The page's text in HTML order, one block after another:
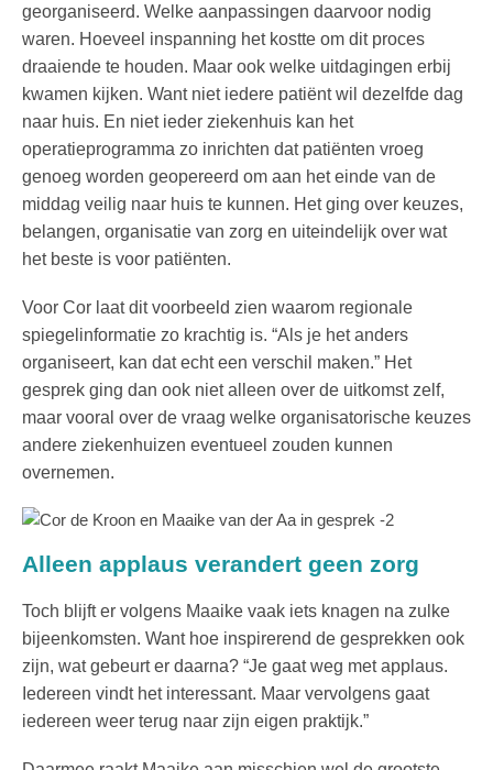
georganiseerd. Welke aanpassingen daarvoor nodig
waren. Hoeveel inspanning het kostte om dit proces
draaiende te houden. Maar ook welke uitdagingen erbij
kwamen kijken. Want niet iedere patiënt wil dezelfde dag
naar huis. En niet ieder ziekenhuis kan het
operatieprogramma zo inrichten dat patiënten vroeg
genoeg worden geopereerd om aan het einde van de
middag veilig naar huis te kunnen. Het ging over keuzes,
belangen, organisatie van zorg en uiteindelijk over wat
het beste is voor patiënten.
Voor Cor laat dit voorbeeld zien waarom regionale
spiegelinformatie zo krachtig is. “Als je het anders
organiseert, kan dat echt een verschil maken.” Het
gesprek ging dan ook niet alleen over de uitkomst zelf,
maar vooral over de vraag welke organisatorische keuzes
andere ziekenhuizen eventueel zouden kunnen
overnemen.
Alleen applaus verandert geen zorg
Toch blijft er volgens Maaike vaak iets knagen na zulke
bijeenkomsten. Want hoe inspirerend de gesprekken ook
zijn, wat gebeurt er daarna? “Je gaat weg met applaus.
Iedereen vindt het interessant. Maar vervolgens gaat
iedereen weer terug naar zijn eigen praktijk.”